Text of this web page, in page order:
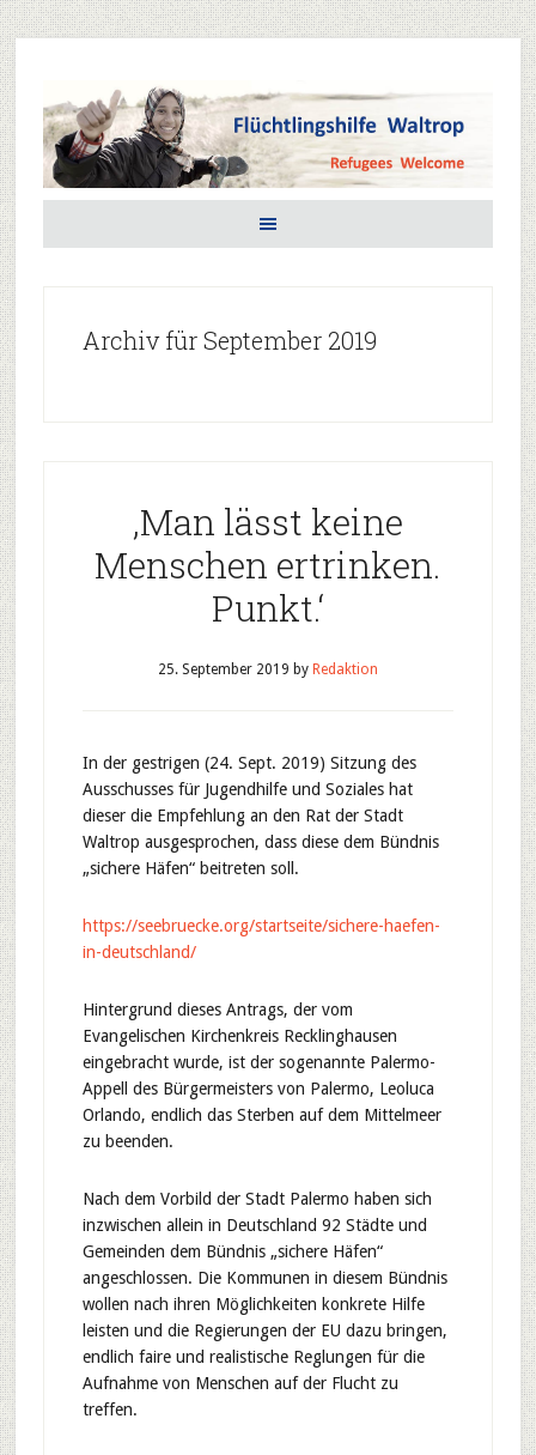
Archiv für September 2019
‚Man lässt keine
Menschen ertrinken.
Punkt.‘
25. September 2019 by Redaktion
In der gestrigen (24. Sept. 2019) Sitzung des
Ausschusses für Jugendhilfe und Soziales hat
dieser die Empfehlung an den Rat der Stadt
Waltrop ausgesprochen, dass diese dem Bündnis
„sichere Häfen“ beitreten soll.
https://seebruecke.org/startseite/sichere-haefen-
in-deutschland/
Hintergrund dieses Antrags, der vom
Evangelischen Kirchenkreis Recklinghausen
eingebracht wurde, ist der sogenannte Palermo-
Appell des Bürgermeisters von Palermo, Leoluca
Orlando, endlich das Sterben auf dem Mittelmeer
zu beenden.
Nach dem Vorbild der Stadt Palermo haben sich
inzwischen allein in Deutschland 92 Städte und
Gemeinden dem Bündnis „sichere Häfen“
angeschlossen. Die Kommunen in diesem Bündnis
wollen nach ihren Möglichkeiten konkrete Hilfe
leisten und die Regierungen der EU dazu bringen,
endlich faire und realistische Reglungen für die
Aufnahme von Menschen auf der Flucht zu
treffen.